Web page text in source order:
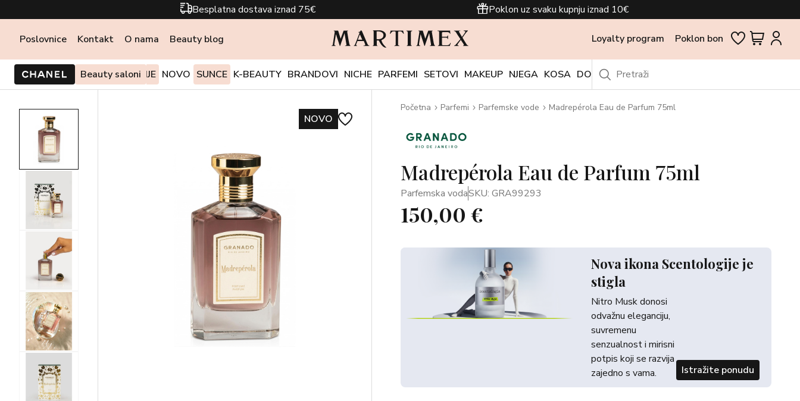
Besplatna dostava iznad 75€ Poklon uz svaku kupnju iznad 10€
Poslovnice Kontakt O nama Beauty blog Loyalty program Poklon bon
Beauty saloni
PONUDE I AKCIJE NOVO SUNCE K-BEAUTY BRANDOVI NICHE PARFEMI SETOVI MAKEUP NJEGA KOSA DODACI OUTLET
NOVO
Početna Parfemi Parfemske vode Madrepérola Eau de Parfum 75ml
Madrepérola Eau de Parfum 75ml
Parfemska vodaSKU: GRA99293
150,00 €
Nova ikona Scentologije je
stigla
Nitro Musk donosi
odvažnu eleganciju,
suvremenu
senzualnost i mirisni
potpis koji se razvija
zajedno s vama.
Istražite ponudu